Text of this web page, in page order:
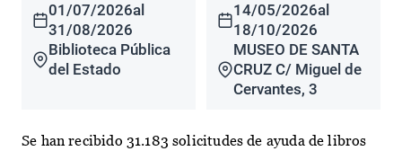
01/07/2026al
31/08/2026
Biblioteca Pública
del Estado
14/05/2026al
18/10/2026
MUSEO DE SANTA
CRUZ C/ Miguel de
Cervantes, 3
Se han recibido 31.183 solicitudes de ayuda de libros